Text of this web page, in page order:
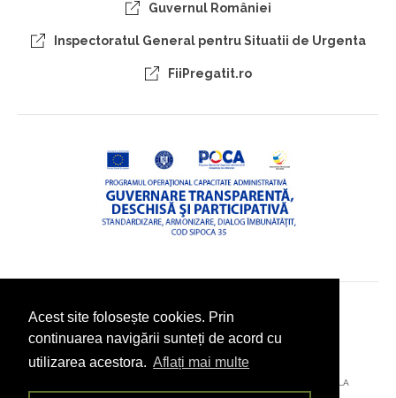
Acest site folosește cookies. Prin
continuarea navigării sunteți de acord cu
utilizarea acestora. Aflați mai multe
Guvernul României
Inspectoratul General pentru Situatii de Urgenta
FiiPregatit.ro
© 2026 - PRIMĂRIA COMUNEI POJORÂTA, JUDEȚUL SUCEAVA
AȚI ÎNTÂMPINAT O PROBLEMĂ TEHNICĂ? TRIMITEȚI-NE UN EMAIL LA